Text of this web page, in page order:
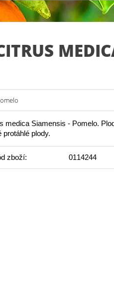
medica Siamensis - Pomelo.
protáhlé plody.
zboží: 0114244